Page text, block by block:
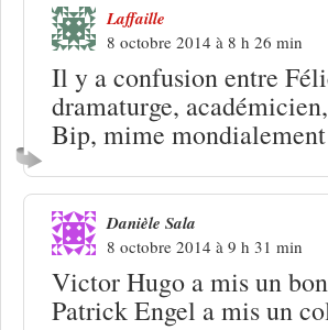
Laffaille
8 octobre 2014 à 8 h 26 min
Il y a confusion entre
dramaturge,
Bip, mime
Danièle Sala
8 octobre 2014 à 9 h 31 min
Victor Hugo a mis un
Patrick Engel a mis un